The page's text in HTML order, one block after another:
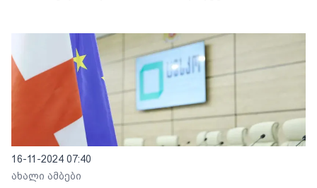
16-11-2024 07:40
ახალი ამბები